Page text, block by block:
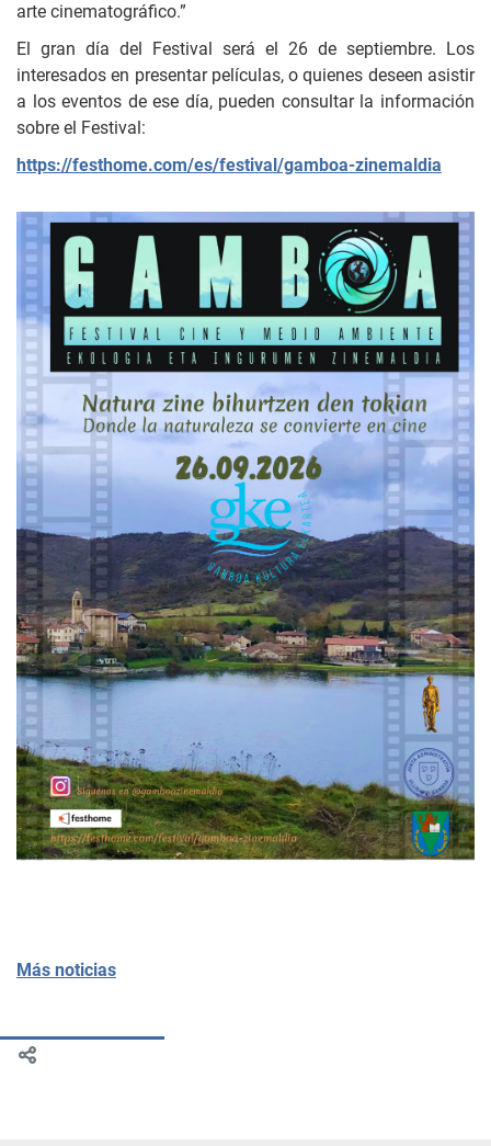
arte cinematográfico.”
El gran día del Festival será el 26 de septiembre. Los
interesados ​​en presentar películas, o quienes deseen asistir
a los eventos de ese día, pueden consultar la información
sobre el Festival:
https://festhome.com/es/festival/gamboa-zinemaldia
Más noticias